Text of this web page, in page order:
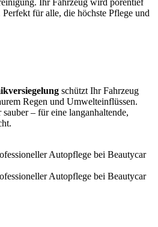
Ihr Fahrzeug wird porentief
für alle, die höchste Pflege und
schützt Ihr Fahrzeug
Regen und Umwelteinflüssen.
– für eine langanhaltende,